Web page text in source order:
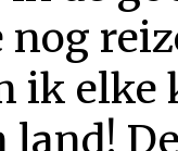
ik elke
land!